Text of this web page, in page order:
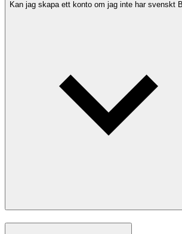
Kan jag skapa ett konto om jag inte har svenskt